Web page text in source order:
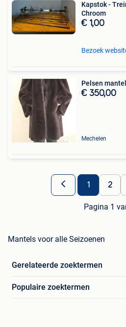
Kapstok -
Chroom
€ 1,00
Bezoek
Pelsen
€ 350,00
Mechelen
1 2
Pagina 1
Mantels voor alle Seizoenen
Gerelateerde zoektermen
Populaire zoektermen